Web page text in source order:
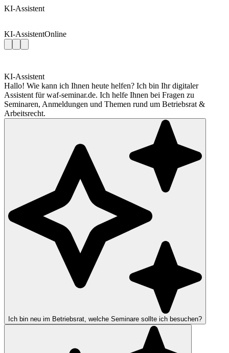
KI-Assistent
KI-AssistentOnline
KI-Assistent
Hallo! Wie kann ich Ihnen heute helfen? Ich bin Ihr digitaler
Assistent für waf-seminar.de. Ich helfe Ihnen bei Fragen zu
Seminaren, Anmeldungen und Themen rund um Betriebsrat &
Arbeitsrecht.
Ich bin neu im Betriebsrat, welche Seminare sollte ich besuchen?